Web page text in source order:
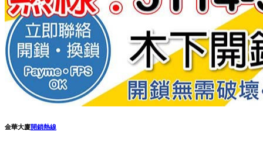
金華大廈開鎖熱線